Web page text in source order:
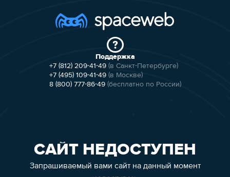
Поддержка
+7 (812) 209-41-49 (в Санкт-Петербурге)
+7 (495) 109-41-49 (в Москве)
8 (800) 777-86-49 (бесплатно по России)
САЙТ НЕДОСТУПЕН
Запрашиваемый вами сайт на данный момент